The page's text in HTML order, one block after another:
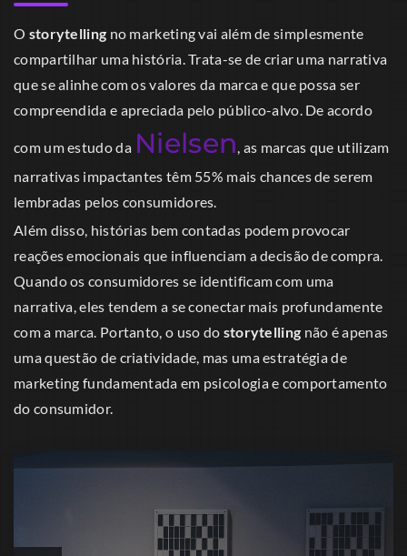
O storytelling no marketing vai além de simplesmente
compartilhar uma história. Trata-se de criar uma narrativa
que se alinhe com os valores da marca e que possa ser
compreendida e apreciada pelo público-alvo. De acordo
com um estudo da Nielsen, as marcas que utilizam
narrativas impactantes têm 55% mais chances de serem
lembradas pelos consumidores.
Além disso, histórias bem contadas podem provocar
reações emocionais que influenciam a decisão de compra.
Quando os consumidores se identificam com uma
narrativa, eles tendem a se conectar mais profundamente
com a marca. Portanto, o uso do storytelling não é apenas
uma questão de criatividade, mas uma estratégia de
marketing fundamentada em psicologia e comportamento
do consumidor.